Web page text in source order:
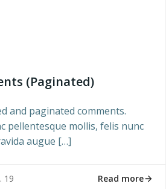
(Paginated)
and paginated comments.
pellentesque mollis, felis nunc
augue […]
19 Read more